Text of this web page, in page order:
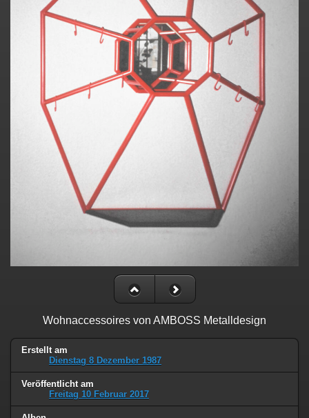
Wohnaccessoires von AMBOSS Metalldesign
Erstellt am
Dienstag 8 Dezember 1987
Veröffentlicht am
Freitag 10 Februar 2017